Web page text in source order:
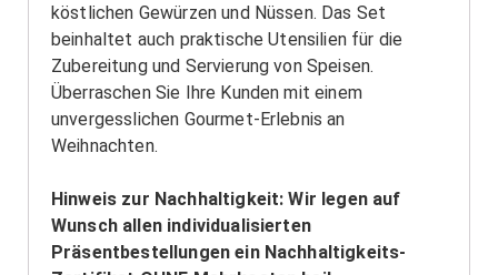
köstlichen Gewürzen und Nüssen. Das Set
beinhaltet auch praktische Utensilien für die
Zubereitung und Servierung von Speisen.
Überraschen Sie Ihre Kunden mit einem
unvergesslichen Gourmet-Erlebnis an
Weihnachten.
Hinweis zur Nachhaltigkeit: Wir legen auf
Wunsch allen individualisierten
Präsentbestellungen ein Nachhaltigkeits-